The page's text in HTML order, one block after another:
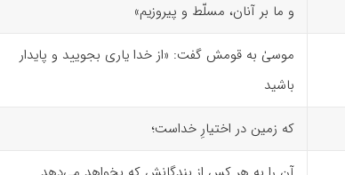
و ما بر آنان، مسلّط و پیروزیم»
موسیٰ به قومش گفت: «از خدا یاری بجویید و پایدار
باشید
که زمین در اختیارِ خداست؛